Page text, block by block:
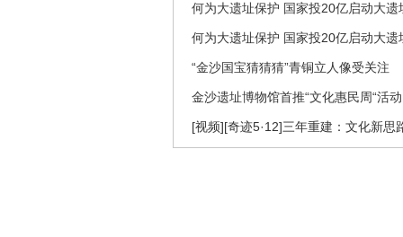
何为大遗址保护 国家投20亿启动大遗
何为大遗址保护 国家投20亿启动大遗
“金沙国宝猜猜猜”青铜立人像受关注
金沙遗址博物馆首推“文化惠民周“活动
[视频][奇迹5·12]三年重建：文化新思